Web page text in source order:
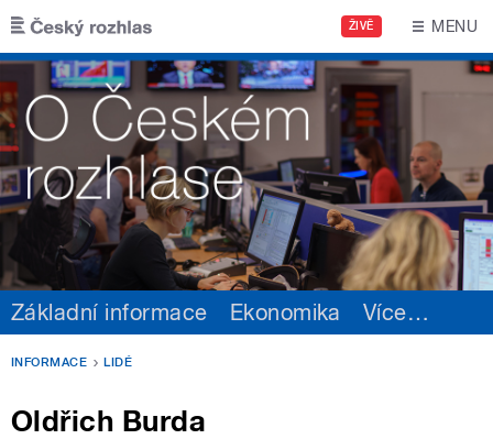
Přejít k hlavnímu obsahu
ŽIVĚ MENU
Základní informace Ekonomika Více…
INFORMACE LIDÉ
Oldřich Burda